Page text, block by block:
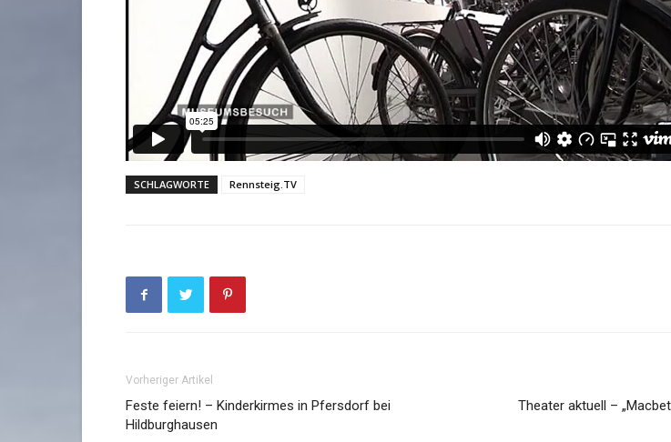
SCHLAGWORTE Rennsteig.TV
Vorheriger Artikel
Feste feiern! – Kinderkirmes in Pfersdorf bei
Hildburghausen
Theater aktuell –